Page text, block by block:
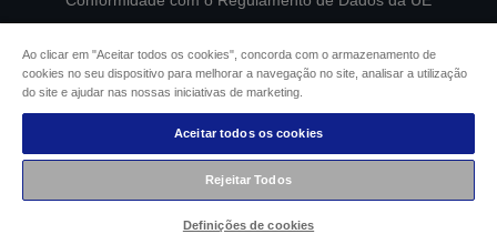
Informações sobre cookies
Compromisso da Epson para com a acessibilidade
Copyright © 2026 Seiko Epson
Ao clicar em "Aceitar todos os cookies", concorda com o armazenamento de
cookies no seu dispositivo para melhorar a navegação no site, analisar a utilização
do site e ajudar nas nossas iniciativas de marketing.
Aceitar todos os cookies
Rejeitar Todos
Definições de cookies